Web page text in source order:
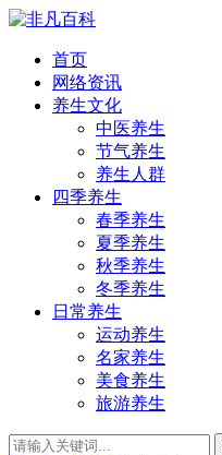
首页
网络资讯
养生文化
中医养生
节气养生
养生人群
四季养生
春季养生
夏季养生
秋季养生
冬季养生
日常养生
运动养生
名家养生
美食养生
旅游养生